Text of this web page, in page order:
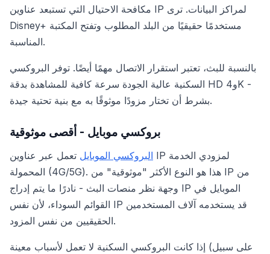
مكافحة الاحتيال التي تستبعد عناوين IP لمراكز البيانات. ترى
Disney+ مستخدمًا حقيقيًا من البلد المطلوب وتفتح المكتبة
المناسبة.
بالنسبة للبث، تعتبر استقرار الاتصال مهمًا أيضًا. توفر البروكسي
السكنية عالية الجودة سرعة كافية للمشاهدة بدقة HD و4K -
بشرط أن تختار مزودًا موثوقًا به مع بنية تحتية جيدة.
بروكسي موبايل - أقصى موثوقية
البروكسي الموبايل تعمل عبر عناوين IP لمزودي الخدمة
المحمولة (4G/5G). هذا هو النوع الأكثر "موثوقية" من IP من
وجهة نظر منصات البث - نادرًا ما يتم إدراج IP الموبايل في
القوائم السوداء، لأن نفس IP قد يستخدمه آلاف المستخدمين
الحقيقيين من نفس المزود.
إذا كانت البروكسي السكنية لا تعمل لأسباب معينة (على سبيل